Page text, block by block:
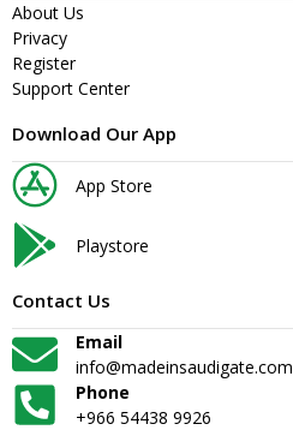
About Us
Privacy
Register
Support Center
Download Our App
App Store
Playstore
Contact Us
Email
info@madeinsaudigate.com
Phone
+966 54438 9926